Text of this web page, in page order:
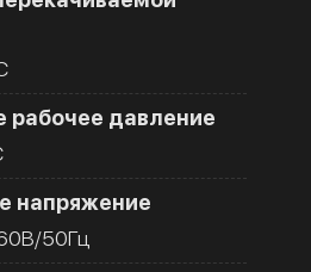
рабочее давление
напряжение
50Гц